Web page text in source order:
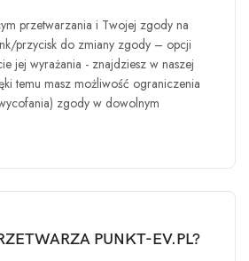
przetwarzania i Twojej zgody na
przycisk do zmiany zgody – opcji
jej wyrażania - znajdziesz w naszej
temu masz możliwość ograniczenia
zgody w dowolnym
PUNKT-EV.PL?